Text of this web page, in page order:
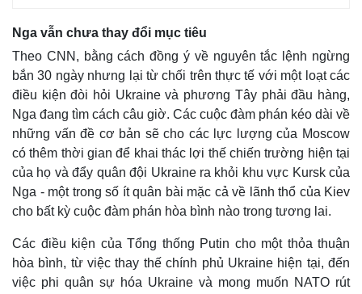
Kinh tế
Bất động sản
Khởi nghiệp
Thị trường
Giá vàng
Tiêu dùng
Tỷ giá
Chứng khoán
Giá cà phê
Nga vẫn chưa thay đổi mục tiêu
Theo CNN, bằng cách đồng ý về nguyên tắc lệnh ngừng
bắn 30 ngày nhưng lại từ chối trên thực tế với một loạt các
điều kiện đòi hỏi Ukraine và phương Tây phải đầu hàng,
Nga đang tìm cách câu giờ. Các cuộc đàm phán kéo dài về
những vấn đề cơ bản sẽ cho các lực lượng của Moscow
có thêm thời gian để khai thác lợi thế chiến trường hiện tại
của họ và đẩy quân đội Ukraine ra khỏi khu vực Kursk của
Nga - một trong số ít quân bài mặc cả về lãnh thổ của Kiev
cho bất kỳ cuộc đàm phán hòa bình nào trong tương lai.
Các điều kiện của Tổng thống Putin cho một thỏa thuận
hòa bình, từ việc thay thế chính phủ Ukraine hiện tại, đến
việc phi quân sự hóa Ukraine và mong muốn NATO rút